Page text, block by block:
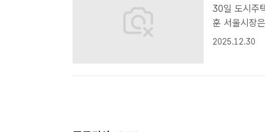
30일 도시주
훈 서울시장
원들과 '2025
2025.12.30